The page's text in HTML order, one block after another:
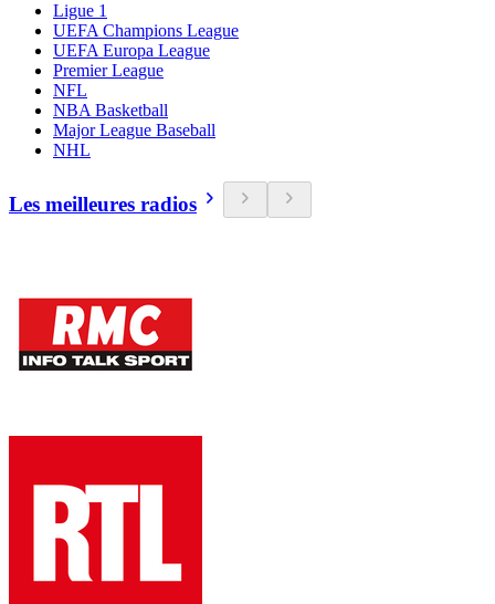
Ligue 1
UEFA Champions League
UEFA Europa League
Premier League
NFL
NBA Basketball
Major League Baseball
NHL
Les meilleures radios